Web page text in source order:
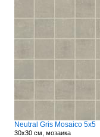
Neutral Gris Mosaico 5x5
30x30 см, мозаика